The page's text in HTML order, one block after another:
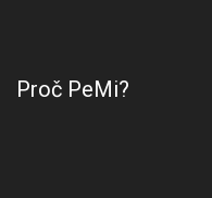
Proč PeMi?